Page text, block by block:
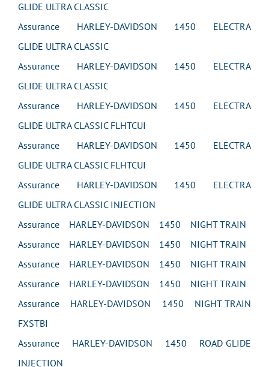
GLIDE ULTRA CLASSIC
Assurance HARLEY-DAVIDSON 1450 ELECTRA
GLIDE ULTRA CLASSIC
Assurance HARLEY-DAVIDSON 1450 ELECTRA
GLIDE ULTRA CLASSIC
Assurance HARLEY-DAVIDSON 1450 ELECTRA
GLIDE ULTRA CLASSIC FLHTCUI
Assurance HARLEY-DAVIDSON 1450 ELECTRA
GLIDE ULTRA CLASSIC FLHTCUI
Assurance HARLEY-DAVIDSON 1450 ELECTRA
GLIDE ULTRA CLASSIC INJECTION
Assurance HARLEY-DAVIDSON 1450 NIGHT TRAIN
Assurance HARLEY-DAVIDSON 1450 NIGHT TRAIN
Assurance HARLEY-DAVIDSON 1450 NIGHT TRAIN
Assurance HARLEY-DAVIDSON 1450 NIGHT TRAIN
Assurance HARLEY-DAVIDSON 1450 NIGHT TRAIN
FXSTBI
Assurance HARLEY-DAVIDSON 1450 ROAD GLIDE
INJECTION